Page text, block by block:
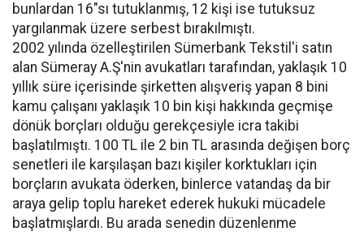
bunlardan 16"sı tutuklanmış, 12 kişi ise tutuksuz
yargılanmak üzere serbest bırakılmıştı.
2002 yılında özelleştirilen Sümerbank Tekstil'i satın
alan Sümeray A.Ş'nin avukatları tarafından, yaklaşık 10
yıllık süre içerisinde şirketten alışveriş yapan 8 bini
kamu çalışanı yaklaşık 10 bin kişi hakkında geçmişe
dönük borçları olduğu gerekçesiyle icra takibi
başlatılmıştı. 100 TL ile 2 bin TL arasında değişen borç
senetleri ile karşılaşan bazı kişiler korktukları için
borçların avukata öderken, binlerce vatandaş da bir
araya gelip toplu hareket ederek hukuki mücadele
başlatmışlardı. Bu arada senedin düzenlenme